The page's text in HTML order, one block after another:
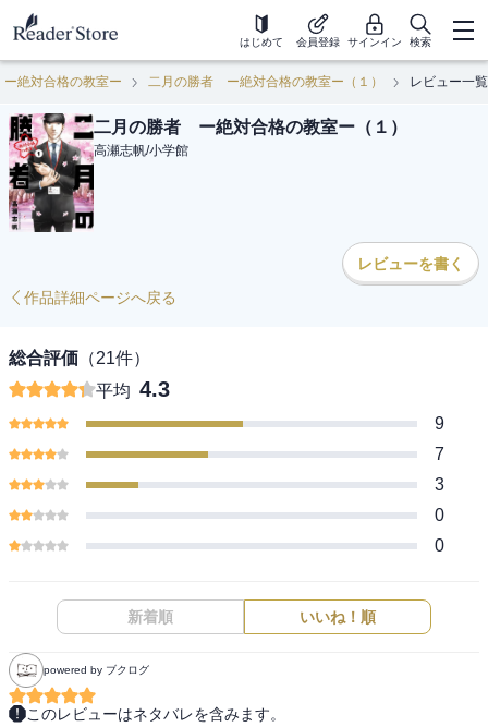
はじめて 会員登録 サインイン 検索
絶対合格の教室ー 二月の勝者 ー絶対合格の教室ー（１） レビュー一覧
二月の勝者 ー絶対合格の教室ー（１）
高瀬志帆/小学館
レビューを書く
作品詳細ページへ戻る
総合評価 （21件）
平均 4.3
9
7
3
0
0
新着順 いいね！順
powered by ブクログ
このレビューはネタバレを含みます。